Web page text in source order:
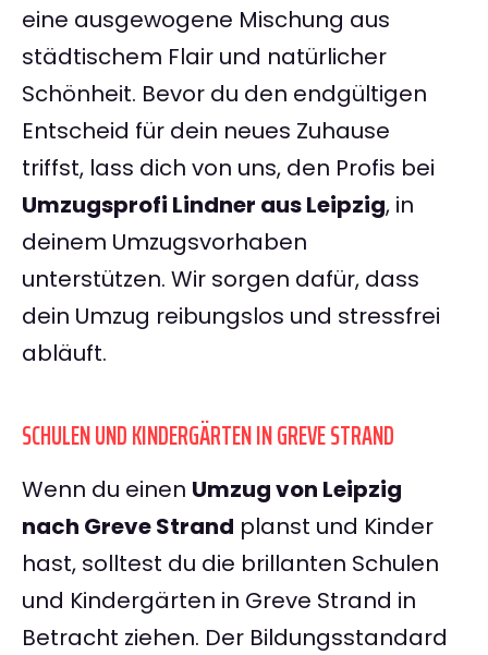
eine ausgewogene Mischung aus
städtischem Flair und natürlicher
Schönheit. Bevor du den endgültigen
Entscheid für dein neues Zuhause
triffst, lass dich von uns, den Profis bei
Umzugsprofi Lindner aus Leipzig, in
deinem Umzugsvorhaben
unterstützen. Wir sorgen dafür, dass
dein Umzug reibungslos und stressfrei
abläuft.
SCHULEN UND KINDERGÄRTEN IN GREVE STRAND
Wenn du einen Umzug von Leipzig
nach Greve Strand planst und Kinder
hast, solltest du die brillanten Schulen
und Kindergärten in Greve Strand in
Betracht ziehen. Der Bildungsstandard